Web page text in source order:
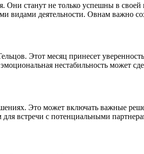
Они станут не только успешны в
видами деятельности. Овнам важно
Этот месяц принесет
нестабильность может
Это может включать важные
встречи с потенциальными